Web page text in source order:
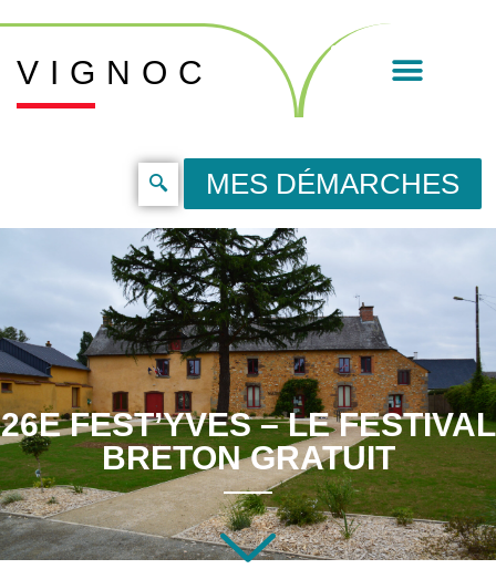
VIGNOC
MES DÉMARCHES
26E FEST’YVES – LE FESTIVAL
BRETON GRATUIT